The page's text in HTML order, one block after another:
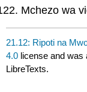
Mchezo wa
21.12: Ripoti na
4.0 license and was
LibreTexts.